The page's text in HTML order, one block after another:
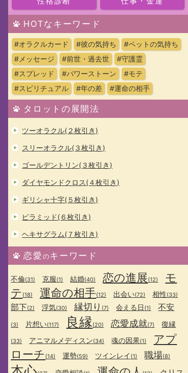
HOTなキーワード
#オラクルカード #彼の気持ち
#ペットの気持ち
#メッセージ
#前世・過去世
#守護霊
#スプレッド
#パワーストーン
#モテ
#スピリチュアル
#年の差 #運命の相手
タロットの展開法
ツーオラクル(２枚引き)
スリーオラクル(３枚引き)
ゴールデントリン(３枚引き)
ダイヤモンドクロス(４枚引き)
ギリシャ十字(５枚引き)
ピラミッド(６枚引き)
ヘキサグラム(７枚引き)
恋愛のキーワード
不倫(31) 克服(1) 結婚(40) 恋の進展(12)
モ
テ (18) 運命の相手(12) 出会い(72) 相性(33)
部下(2) 浮気(30) 縁切り (7) 会える日 (1) 不安
(3) 片想い(117) 良縁(20) 恋愛成就(7) 復縁
(33) アニマルメディスン(34) 魂の因果(1)
アプ
ローチ (14) 運勢(59) ツインレイ (1) 職場(8)